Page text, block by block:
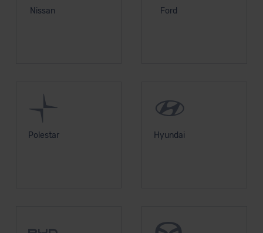
Nissan Ford
Polestar Hyundai